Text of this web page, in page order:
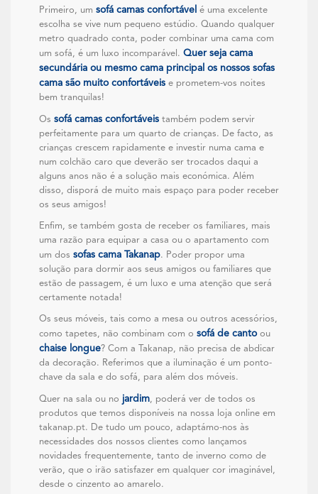
Primeiro, um sofá camas confortável é uma excelente
escolha se vive num pequeno estúdio. Quando qualquer
metro quadrado conta, poder combinar uma cama com
um sofá, é um luxo incomparável. Quer seja cama
secundária ou mesmo cama principal os nossos sofas
cama são muito confortáveis e prometem-vos noites
bem tranquilas!
Os sofá camas confortáveis também podem servir
perfeitamente para um quarto de crianças. De facto, as
crianças crescem rapidamente e investir numa cama e
num colchão caro que deverão ser trocados daqui a
alguns anos não é a solução mais económica. Além
disso, disporá de muito mais espaço para poder receber
os seus amigos!
Enfim, se também gosta de receber os familiares, mais
uma razão para equipar a casa ou o apartamento com
um dos sofas cama Takanap. Poder propor uma
solução para dormir aos seus amigos ou familiares que
estão de passagem, é um luxo e uma atenção que será
certamente notada!
Os seus móveis, tais como a mesa ou outros acessórios,
como tapetes, não combinam com o sofá de cantoou
chaise longue? Com a Takanap, não precisa de abdicar
da decoração. Referimos que a iluminação é um ponto-
chave da sala e do sofá, para além dos móveis.
Quer na sala ou no jardim, poderá ver de todos os
produtos que temos disponíveis na nossa loja online em
takanap.pt. De tudo um pouco, adaptámo-nos às
necessidades dos nossos clientes como lançamos
novidades frequentemente, tanto de inverno como de
verão, que o irão satisfazer em qualquer cor imaginável,
desde o cinzento ao amarelo.